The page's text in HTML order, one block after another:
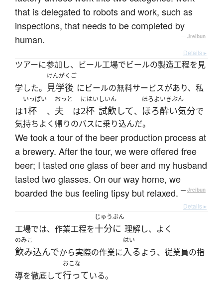
that is delegated to robots and work, such as
inspections, that needs to be completed by
human.
— Jreibun
Details ▸
ツアーに参加し、ビール工場でビールの製造工程を見
学した。
けんがくご
見学後 にビールの無料サービスがあり、私
は
いっぱい
1杯 、
おっと
夫 は
にはい
2杯
しいん
試飲して、
ほろよいきぶん
ほろ酔い気分で
気持ちよく帰りのバスに乗り込んだ。
We took a tour of the beer production process at
a brewery. After the tour, we were offered free
beer; I tasted one glass of beer and my husband
tasted two glasses. On our way home, we
boarded the bus feeling tipsy but relaxed. — Jreibun
Details ▸
工場では、作業工程を
じゅうぶん
十分に 理解し、よく
のみこ
飲み込んでから実際の作業に
はい
入るよう、従業員の指
導を徹底して
おこな
行っている。